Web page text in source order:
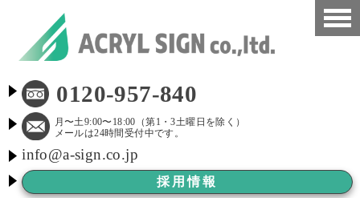
看板施工事例
会社概要
LED看板
0120-957-840
月〜土9:00〜18:00（第1・3土曜日を除く）
メールは24時間受付中です。
info@a-sign.co.jp
採用情報